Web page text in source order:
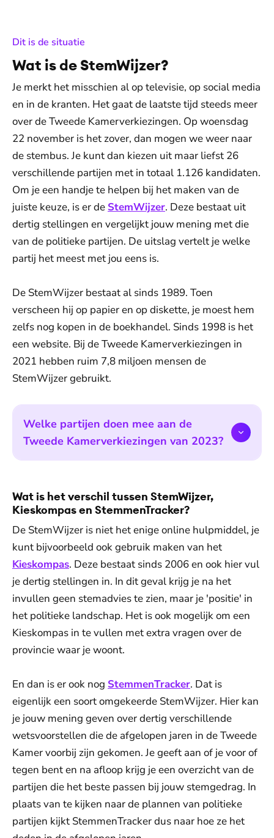
Dit is de situatie
Wat is de StemWijzer?
Je merkt het misschien al op televisie, op social media
en in de kranten. Het gaat de laatste tijd steeds meer
over de Tweede Kamerverkiezingen. Op woensdag
22 november is het zover, dan mogen we weer naar
de stembus. Je kunt dan kiezen uit maar liefst 26
verschillende partijen met in totaal 1.126 kandidaten.
Om je een handje te helpen bij het maken van de
juiste keuze, is er de StemWijzer. Deze bestaat uit
dertig stellingen en vergelijkt jouw mening met die
van de politieke partijen. De uitslag vertelt je welke
partij het meest met jou eens is.
De StemWijzer bestaat al sinds 1989. Toen
verscheen hij op papier en op diskette, je moest hem
zelfs nog kopen in de boekhandel. Sinds 1998 is het
een website. Bij de Tweede Kamerverkiezingen in
2021 hebben ruim 7,8 miljoen mensen de
StemWijzer gebruikt.
Welke partijen doen mee aan de
Tweede Kamerverkiezingen van 2023?
Wat is het verschil tussen StemWijzer,
Kieskompas en StemmenTracker?
De StemWijzer is niet het enige online hulpmiddel, je
kunt bijvoorbeeld ook gebruik maken van het
Kieskompas. Deze bestaat sinds 2006 en ook hier vul
je dertig stellingen in. In dit geval krijg je na het
invullen geen stemadvies te zien, maar je 'positie' in
het politieke landschap. Het is ook mogelijk om een
Kieskompas in te vullen met extra vragen over de
provincie waar je woont.
En dan is er ook nog StemmenTracker. Dat is
eigenlijk een soort omgekeerde StemWijzer. Hier kan
je jouw mening geven over dertig verschillende
wetsvoorstellen die de afgelopen jaren in de Tweede
Kamer voorbij zijn gekomen. Je geeft aan of je voor of
tegen bent en na afloop krijg je een overzicht van de
partijen die het beste passen bij jouw stemgedrag. In
plaats van te kijken naar de plannen van politieke
partijen kijkt StemmenTracker dus naar hoe ze het